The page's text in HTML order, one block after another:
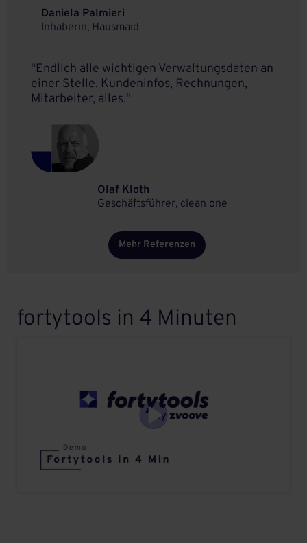
Daniela Palmieri
Inhaberin, Hausmaid
"Endlich alle wichtigen Verwaltungsdaten an
einer Stelle. Kundeninfos, Rechnungen,
Mitarbeiter, alles."
Olaf Kloth
Geschäftsführer, clean one
Mehr Referenzen
fortytools in 4 Minuten